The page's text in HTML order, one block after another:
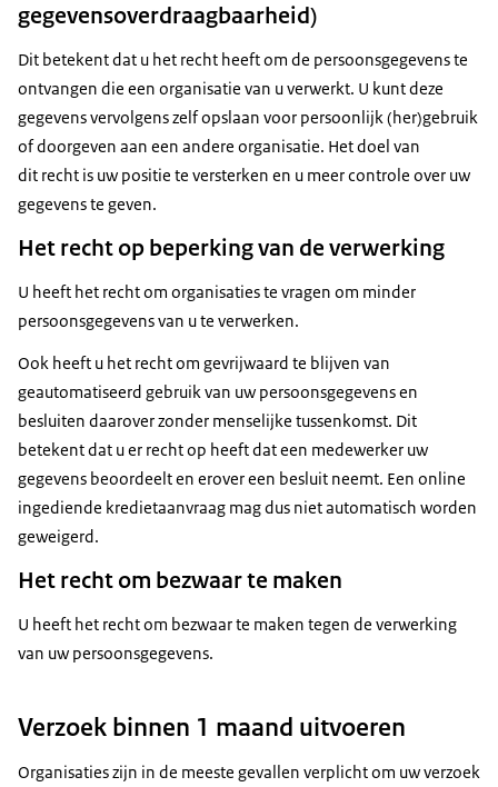
gegevensoverdraagbaarheid)
Dit betekent dat u het recht heeft om de persoonsgegevens te
ontvangen die een organisatie van u verwerkt. U kunt deze
gegevens vervolgens zelf opslaan voor persoonlijk (her)gebruik
of doorgeven aan een andere organisatie. Het doel van
dit recht is uw positie te versterken en u meer controle over uw
gegevens te geven.
Het recht op beperking van de verwerking
U heeft het recht om organisaties te vragen om minder
persoonsgegevens van u te verwerken.
Ook heeft u het recht om gevrijwaard te blijven van
geautomatiseerd gebruik van uw persoonsgegevens en
besluiten daarover zonder menselijke tussenkomst. Dit
betekent dat u er recht op heeft dat een medewerker uw
gegevens beoordeelt en erover een besluit neemt. Een online
ingediende kredietaanvraag mag dus niet automatisch worden
geweigerd.
Het recht om bezwaar te maken
U heeft het recht om bezwaar te maken tegen de verwerking
van uw persoonsgegevens.
Verzoek binnen 1 maand uitvoeren
Organisaties zijn in de meeste gevallen verplicht om uw verzoek